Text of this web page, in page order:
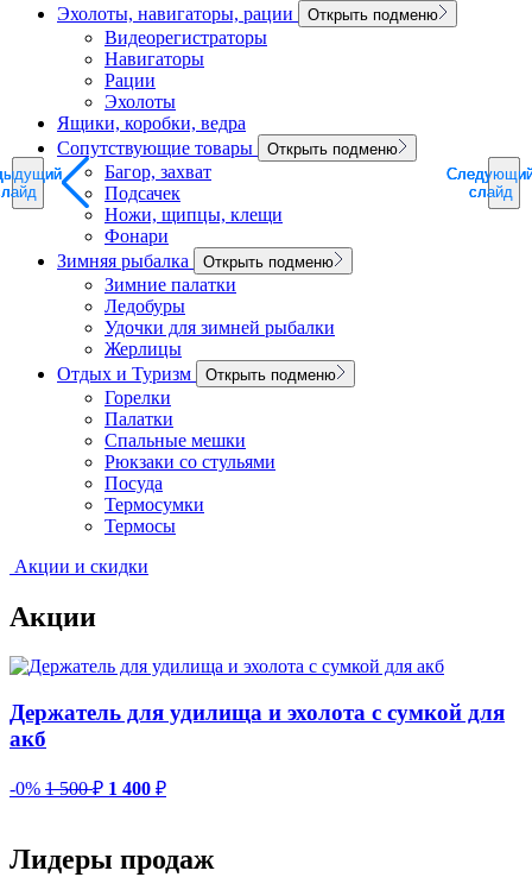
Эхолоты, навигаторы, рации
Открыть подменю
Видеорегистраторы
Навигаторы
Рации
Эхолоты
Ящики, коробки, ведра
Сопутствующие товары
Открыть подменю
Багор, захват
Подсачек
Ножи, щипцы, клещи
Фонари
Зимняя рыбалка
Открыть подменю
Зимние палатки
Ледобуры
Удочки для зимней рыбалки
Жерлицы
Отдых и Туризм
Открыть подменю
Горелки
Палатки
Спальные мешки
Рюкзаки со стульями
Посуда
Термосумки
Термосы
Акции и скидки
Акции
слайд
Держатель для удилища и эхолота с сумкой для
акб
-0% 1 500₽ 1 400 ₽
Лидеры продаж
слайд
слайд